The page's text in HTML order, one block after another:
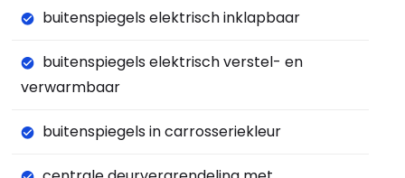
buitenspiegels elektrisch inklapbaar
buitenspiegels elektrisch verstel- en
verwarmbaar
buitenspiegels in carrosseriekleur